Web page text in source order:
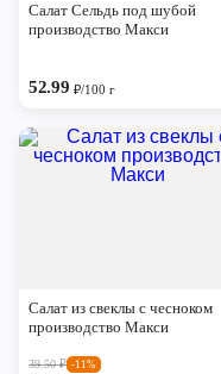
Салат Сельдь под шубой
производство Макси
52.99₽/100 г
Салат из свеклы с чесноком
производство Макси
39.50₽ -11%